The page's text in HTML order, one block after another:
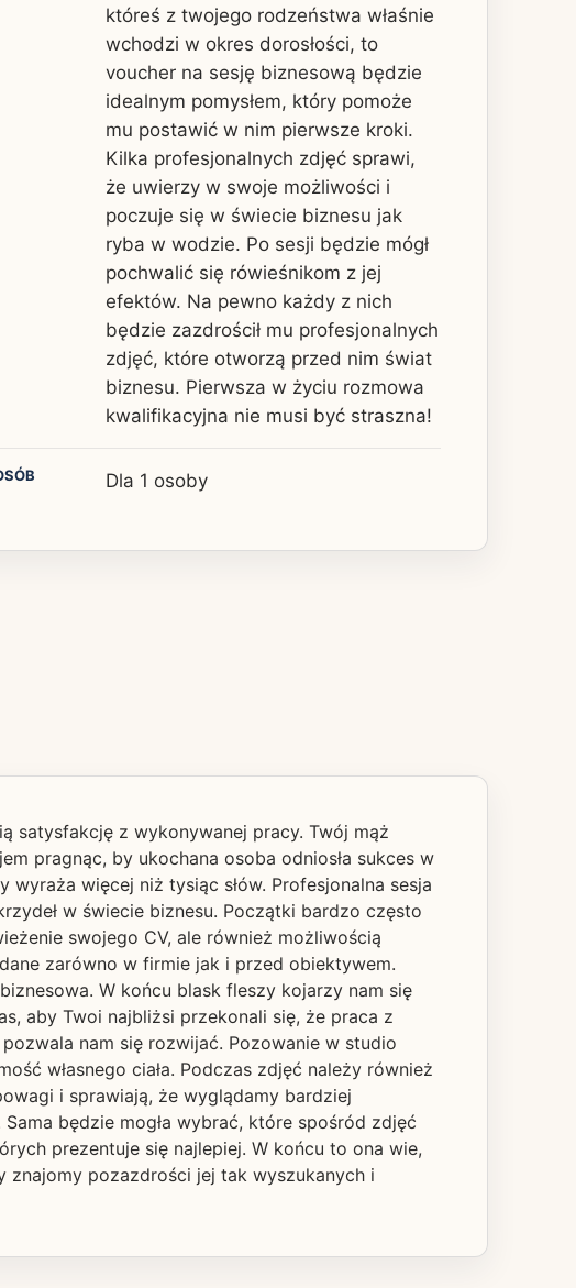
któreś z twojego rodzeństwa właśnie
wchodzi w okres dorosłości, to
voucher na sesję biznesową będzie
idealnym pomysłem, który pomoże
mu postawić w nim pierwsze kroki.
Kilka profesjonalnych zdjęć sprawi,
że uwierzy w swoje możliwości i
poczuje się w świecie biznesu jak
ryba w wodzie. Po sesji będzie mógł
pochwalić się rówieśnikom z jej
efektów. Na pewno każdy z nich
będzie zazdrościł mu profesjonalnych
zdjęć, które otworzą przed nim świat
biznesu. Pierwsza w życiu rozmowa
kwalifikacyjna nie musi być straszna!
Dla 1 osoby
satysfakcję z wykonywanej pracy. Twój mąż
pragnąc, by ukochana osoba odniosła sukces w
więcej niż tysiąc słów. Profesjonalna sesja
w świecie biznesu. Początki bardzo często
swojego CV, ale również możliwością
zarówno w firmie jak i przed obiektywem.
W końcu blask fleszy kojarzy nam się
aby Twoi najbliżsi przekonali się, że praca z
nam się rozwijać. Pozowanie w studio
własnego ciała. Podczas zdjęć należy również
i sprawiają, że wyglądamy bardziej
będzie mogła wybrać, które spośród zdjęć
prezentuje się najlepiej. W końcu to ona wie,
znajomy pozazdrości jej tak wyszukanych i